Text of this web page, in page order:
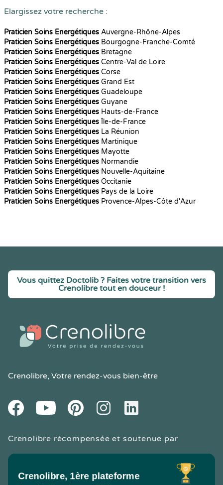
Elargissez votre recherche :
Praticien Soins Energétiques Auvergne-Rhône-Alpes
Praticien Soins Energétiques Bourgogne-Franche-Comté
Praticien Soins Energétiques Bretagne
Praticien Soins Energétiques Centre-Val de Loire
Praticien Soins Energétiques Corse
Praticien Soins Energétiques Grand Est
Praticien Soins Energétiques Guadeloupe
Praticien Soins Energétiques Guyane
Praticien Soins Energétiques Hauts-de-France
Praticien Soins Energétiques Île-de-France
Praticien Soins Energétiques La Réunion
Praticien Soins Energétiques Martinique
Praticien Soins Energétiques Mayotte
Praticien Soins Energétiques Normandie
Praticien Soins Energétiques Nouvelle-Aquitaine
Praticien Soins Energétiques Occitanie
Praticien Soins Energétiques Pays de la Loire
Praticien Soins Energétiques Provence-Alpes-Côte d'Azur
Vous quittez Doctolib ? Faites votre transition vers
Crenolibre tout en douceur !
Crenolibre, Votre rendez-vous bien-être
FacebookYoutube PinteresetInstagramLinkedIn
Crenolibre récompensée et soutenue par